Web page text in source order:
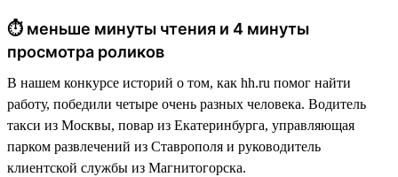
⏱ меньше минуты чтения и 4 минуты
просмотра роликов
В нашем конкурсе историй о том, как hh.ru помог найти
работу, победили четыре очень разных человека. Водитель
такси из Москвы, повар из Екатеринбурга, управляющая
парком развлечений из Ставрополя и руководитель
клиентской службы из Магнитогорска.